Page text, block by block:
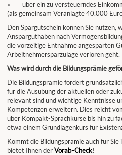
» über ein zu versteuerndes
(als gemeinsam Veranlagte 40.000
Den Spargutschein können Sie nutzen,
Ansparguthaben nach
die vorzeitige Entnahme angesparten
Arbeitnehmersparzulage verloren geht.
Was wird durch die Bildungsprämie
Die Bildungsprämie fördert
für die Ausübung der aktuellen oder
relevant sind und wichtige Kenntnisse
Kompetenzen erweitern. Dies reicht
über Kompakt-Sprachkurse bis hin zu
etwa einem Grundlagenkurs für
Kommt die Bildungsprämie auch für
bietet Ihnen derVorab‑Check!